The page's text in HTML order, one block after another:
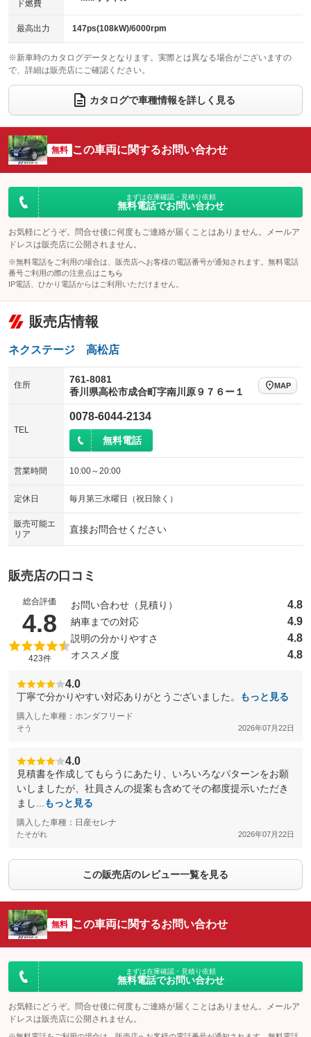
ベンチシート
：装備なし
チップアップシート
：装備なし
電動格納サードシート
：装備なし シートヒーター
：装備あり
ウォークスルー
電動リアゲート フロントカメラ
：装備あり
シートエアコン
：装備なし 全周囲カメラ
：装備あり
サイドカメラ
：装備あり ルーフレール
：装備なし
エアサスペンション ヘッドライトウォッシャー
ド燃費
最高出力 147ps(108kW)/6000rpm
※新車時のカタログデータとなります。実際とは異なる場合がございますの
で、詳細は販売店にご確認ください。
カタログで車種情報を詳しく見る
無料 この車両に関するお問い合わせ
まずは在庫確認・見積り依頼
無料電話でお問い合わせ
お気軽にどうぞ。問合せ後に何度もご連絡が届くことはありません。メールア
ドレスは販売店に公開されません。
※無料電話をご利用の場合は、販売店へお客様の電話番号が通知されます。無料電話
番号ご利用の際の注意点は こちら
IP電話、ひかり電話からはご利用いただけません。
販売店情報
ネクステージ 高松店
住所
761-8081
香川県高松市成合町字南川原９７６ー１
MAP
TEL
0078-6044-2134
無料電話
営業時間 10:00～20:00
定休日 毎月第三水曜日（祝日除く）
販売可能エ
リア
直接お問合せください
販売店の口コミ
総合評価
4.8 （5点満点中）
423件
お問い合わせ（見積り） 4.8
納車までの対応 4.9
説明の分かりやすさ 4.8
オススメ度 4.8
4.0
丁寧で分かりやすい対応ありがとうございました。 もっと見る
購入した車種：ホンダフリード
そう 2026年07月22日
4.0
見積書を作成してもらうにあたり、いろいろなパターンをお願
いしましたが、社員さんの提案も含めてその都度提示いただき
まし...
もっと見る
購入した車種：日産セレナ
たそがれ 2026年07月22日
この販売店のレビュー一覧を見る
無料 この車両に関するお問い合わせ
まずは在庫確認・見積り依頼
無料電話でお問い合わせ
お気軽にどうぞ。問合せ後に何度もご連絡が届くことはありません。メールア
ドレスは販売店に公開されません。